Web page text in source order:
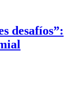
desafíos”: